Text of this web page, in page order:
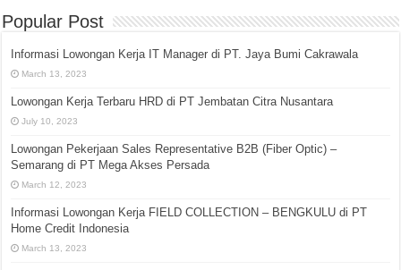
Popular Post
Informasi Lowongan Kerja IT Manager di PT. Jaya Bumi Cakrawala
March 13, 2023
Lowongan Kerja Terbaru HRD di PT Jembatan Citra Nusantara
July 10, 2023
Lowongan Pekerjaan Sales Representative B2B (Fiber Optic) –
Semarang di PT Mega Akses Persada
March 12, 2023
Informasi Lowongan Kerja FIELD COLLECTION – BENGKULU di PT
Home Credit Indonesia
March 13, 2023